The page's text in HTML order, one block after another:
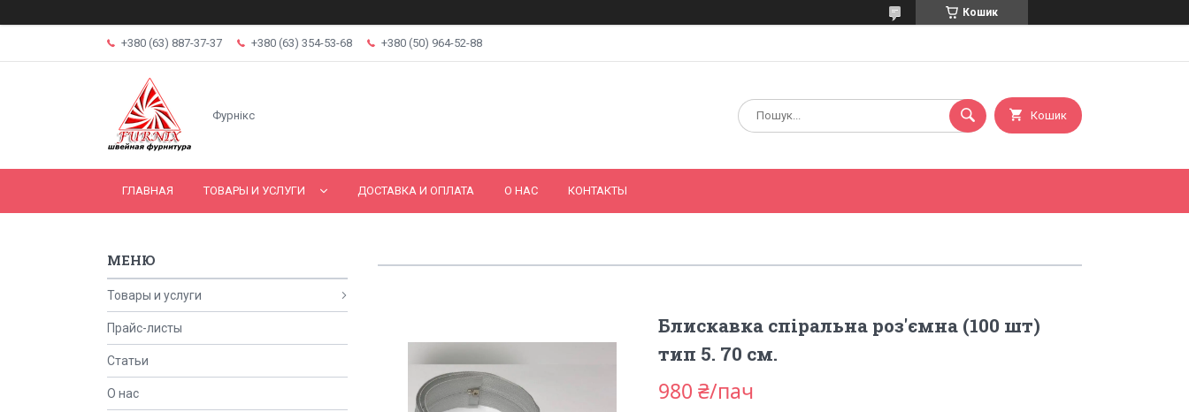
Кошик
+380 (63) 887-37-37 +380 (63) 354-53-68 +380 (50) 964-52-88
Фурнікс Кошик
ГЛАВНАЯ ТОВАРЫ И УСЛУГИ ДОСТАВКА И ОПЛАТА О НАС КОНТАКТЫ
Блискавка спіральна роз'ємна (100 шт)
тип 5. 70 см.
980 ₴/пач
Товары и услуги
Прайс-листы
Статьи
О нас